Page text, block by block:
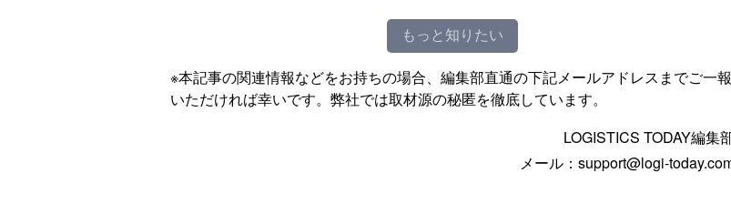
もっと知りたい
※本記事の関連情報などをお持ちの場合、編集部直通の下記メールアドレスまでご一報
いただければ幸いです。弊社では取材源の秘匿を徹底しています。
LOGISTICS TODAY編集
メール：support@logi-